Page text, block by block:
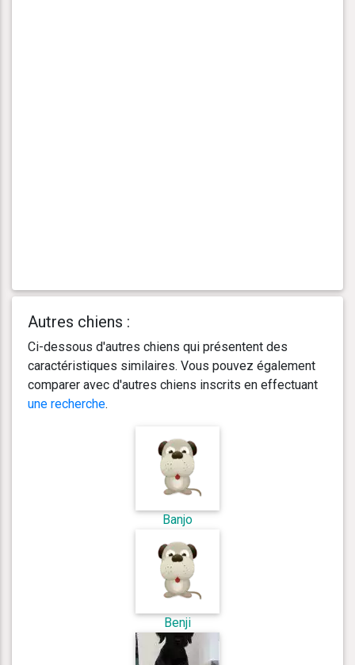
Autres chiens :
Ci-dessous d'autres chiens qui présentent des
caractéristiques similaires. Vous pouvez également
comparer avec d'autres chiens inscrits en effectuant
une recherche.
Banjo
Benji